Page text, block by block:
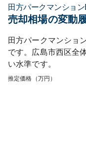
田方パークマンショ
売却相場の変動
田方パークマンショ
です。 広島市西区全
い水準です。
推定価格（万円）